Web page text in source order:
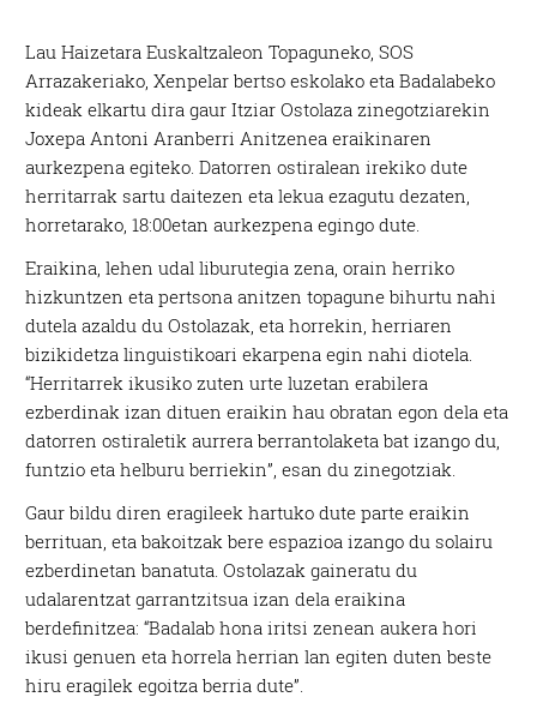
Lau Haizetara Euskaltzaleon Topaguneko, SOS
Arrazakeriako, Xenpelar bertso eskolako eta Badalabeko
kideak elkartu dira gaur Itziar Ostolaza zinegotziarekin
Joxepa Antoni Aranberri Anitzenea eraikinaren
aurkezpena egiteko. Datorren ostiralean irekiko dute
herritarrak sartu daitezen eta lekua ezagutu dezaten,
horretarako, 18:00etan aurkezpena egingo dute.
Eraikina, lehen udal liburutegia zena, orain herriko
hizkuntzen eta pertsona anitzen topagune bihurtu nahi
dutela azaldu du Ostolazak, eta horrekin, herriaren
bizikidetza linguistikoari ekarpena egin nahi diotela.
“Herritarrek ikusiko zuten urte luzetan erabilera
ezberdinak izan dituen eraikin hau obratan egon dela eta
datorren ostiraletik aurrera berrantolaketa bat izango du,
funtzio eta helburu berriekin”, esan du zinegotziak.
Gaur bildu diren eragileek hartuko dute parte eraikin
berrituan, eta bakoitzak bere espazioa izango du solairu
ezberdinetan banatuta. Ostolazak gaineratu du
udalarentzat garrantzitsua izan dela eraikina
berdefinitzea: “Badalab hona iritsi zenean aukera hori
ikusi genuen eta horrela herrian lan egiten duten beste
hiru eragilek egoitza berria dute”.